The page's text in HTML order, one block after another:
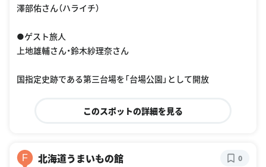
澤部佑さん（ハライチ）
●ゲスト旅人
上地雄輔さん・鈴木紗理奈さん
国指定史跡である第三台場を「台場公園」として開放
このスポットの詳細を見る
F 北海道うまいもの館 0